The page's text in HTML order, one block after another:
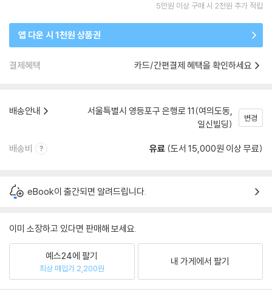
5만원 이상 구매 시 2천원 추가 적립
앱 다운 시 1천원 상품권
결제혜택 카드/간편결제 혜택을 확인하세요
배송안내
서울특별시 영등포구 은행로 11(여의도동,
일신빌딩)
변경
배송비 유료 (도서 15,000원 이상 무료)
eBook이 출간되면 알려드립니다.
이미 소장하고 있다면 판매해 보세요.
예스24에 팔기
최상 매입가 2,200원
내 가게에서 팔기